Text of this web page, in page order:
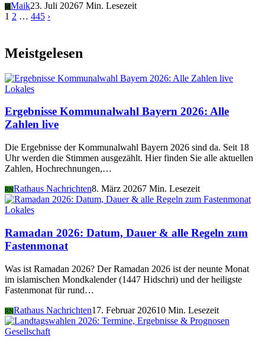
MMaik23. Juli 20267 Min. Lesezeit
1 2 … 445 ›
Meistgelesen
Lokales
Ergebnisse Kommunalwahl Bayern 2026: Alle
Zahlen live
Die Ergebnisse der Kommunalwahl Bayern 2026 sind da. Seit 18
Uhr werden die Stimmen ausgezählt. Hier finden Sie alle aktuellen
Zahlen, Hochrechnungen,…
RNRathaus Nachrichten8. März 20267 Min. Lesezeit
Lokales
Ramadan 2026: Datum, Dauer & alle Regeln zum
Fastenmonat
Was ist Ramadan 2026? Der Ramadan 2026 ist der neunte Monat
im islamischen Mondkalender (1447 Hidschri) und der heiligste
Fastenmonat für rund…
RNRathaus Nachrichten17. Februar 202610 Min. Lesezeit
Gesellschaft